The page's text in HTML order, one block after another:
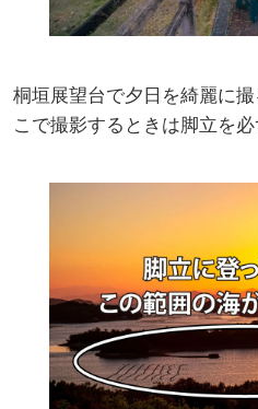
桐垣展望台で夕日を綺麗に
こで撮影するときは脚立を必